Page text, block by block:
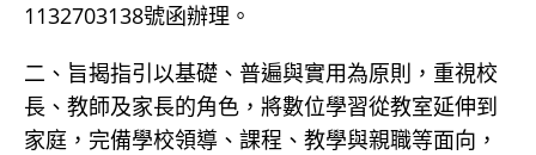
1132703138號函辦理。
二、旨揭指引以基礎、普遍與實用為原則，重視校
長、教師及家長的角色，將數位學習從教室延伸到
家庭，完備學校領導、課程、教學與親職等面向，